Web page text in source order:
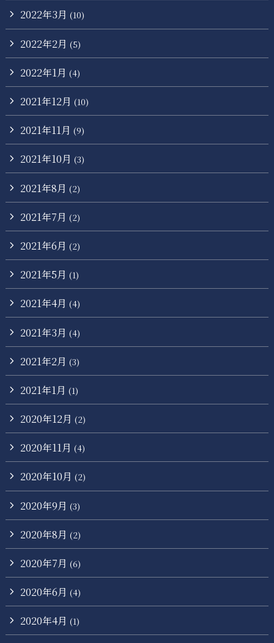
2022年3月 (10)
2022年2月 (5)
2022年1月 (4)
2021年12月 (10)
2021年11月 (9)
2021年10月 (3)
2021年8月 (2)
2021年7月 (2)
2021年6月 (2)
2021年5月 (1)
2021年4月 (4)
2021年3月 (4)
2021年2月 (3)
2021年1月 (1)
2020年12月 (2)
2020年11月 (4)
2020年10月 (2)
2020年9月 (3)
2020年8月 (2)
2020年7月 (6)
2020年6月 (4)
2020年4月 (1)